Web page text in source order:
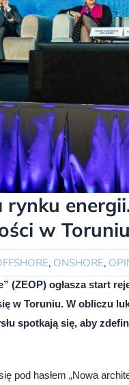
w Toruniu
, ONSHORE,
(ZEOP) ogłasza start
w Toruniu. W obliczu
spotkają się, aby
pod hasłem „Nowa